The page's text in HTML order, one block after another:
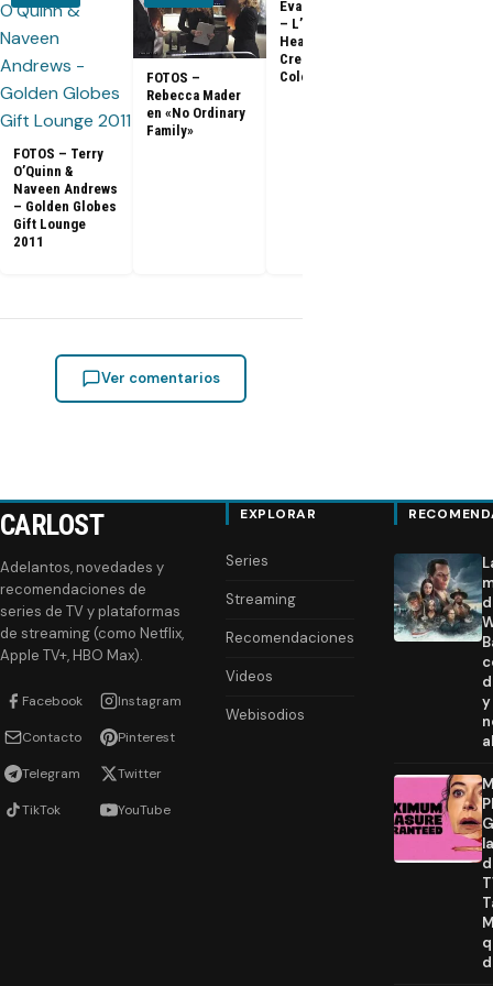
FOTOS – Terry
O’Quinn &
Naveen Andrews
– Golden Globes
Gift Lounge
2011
FOTOS –
Rebecca Mader
en «No Ordinary
Family»
Evangeline Lilly
– L’Oreal
Healthy Look
Creme Gloss
Color [HD]
Ver comentarios
CARLOST
Adelantos, novedades y
recomendaciones de
series de TV y plataformas
de streaming (como Netflix,
Apple TV+, HBO Max).
Facebook Instagram
Contacto Pinterest
Telegram Twitter
TikTok YouTube
EXPLORAR
Series
Streaming
Recomendaciones
Videos
Webisodios
y